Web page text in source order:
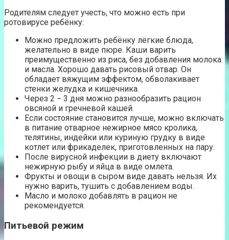
Родителям следует учесть, что можно есть при
ротовирусе ребёнку:
Можно предложить ребёнку лёгкие блюда,
желательно в виде пюре. Каши варить
преимущественно из риса, без добавления молока
и масла. Хорошо давать рисовый отвар. Он
обладает вяжущим эффектом, обволакивает
стенки желудка и кишечника.
Через 2 − 3 дня можно разнообразить рацион
овсяной и гречневой кашей.
Если состояние становится лучше, можно включать
в питание отварное нежирное мясо кролика,
телятины, индейки или куриную грудку в виде
котлет или фрикаделек, приготовленных на пару.
После вирусной инфекции в диету включают
нежирную рыбу и яйца в виде омлета.
Фрукты и овощи в сыром виде давать нельзя. Их
нужно варить, тушить с добавлением воды.
Масло и молоко добавлять в рацион не
рекомендуется.
Питьевой режим